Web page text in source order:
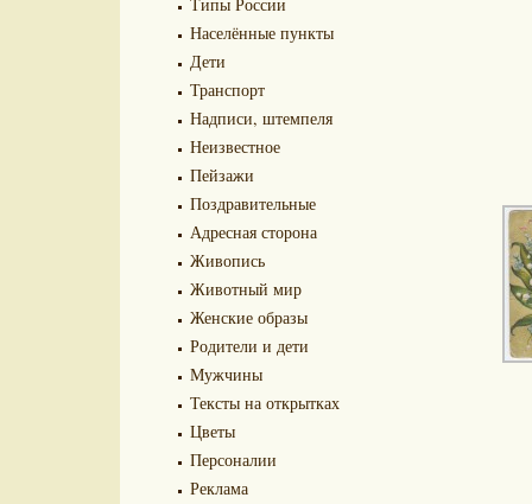
Населённые пункты
Дети
Транспорт
Надписи, штемпеля
Неизвестное
Пейзажи
Поздравительные
Адресная сторона
Живопись
Животный мир
Женские образы
Родители и дети
Мужчины
Тексты на открытках
Цветы
Персоналии
Реклама